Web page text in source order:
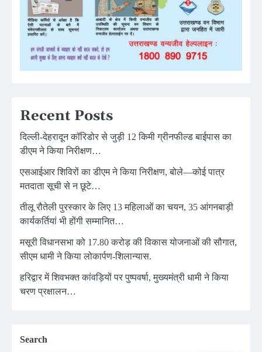
Recent Posts
दिल्ली-देहरादून कॉरिडोर से जुड़ी 12 किमी ग्रीनफील्ड बाईपास का
डीएम ने किया निरीक्षण…
एसआईआर शिविरों का डीएम ने किया निरीक्षण, बोले—कोई पात्र
मतदाता सूची से न छूटे…
तीलू रौतेली पुरस्कार के लिए 13 महिलाओं का चयन, 35 आंगनबाड़ी
कार्यकर्तियां भी होंगी सम्मानित…
मसूरी विधानसभा को 17.80 करोड़ की विकास योजनाओं की सौगात,
सीएम धामी ने किया लोकार्पण-शिलान्यास.
हरिद्वार में शिवभक्त कांवड़ियों पर पुष्पवर्षा, मुख्यमंत्री धामी ने किया
चरण प्रक्षालन…
Search